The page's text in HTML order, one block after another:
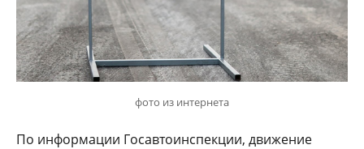
фото из интернета
По информации Госавтоинспекции, движение